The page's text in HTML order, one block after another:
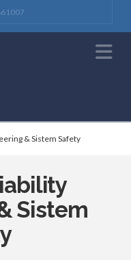
& Sistem Safety
Sistem